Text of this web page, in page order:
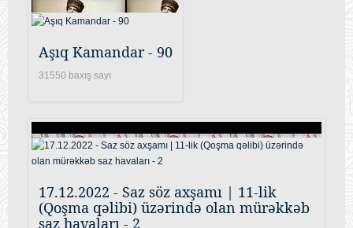
Aşıq Kamandar - 90
31550 baxış sayı
17.12.2022 - Saz söz axşamı | 11-lik
(Qoşma qəlibi) üzərində olan mürəkkəb
saz havaları - 2